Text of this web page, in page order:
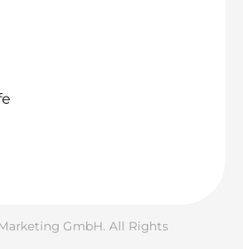
GmbH. All Rights